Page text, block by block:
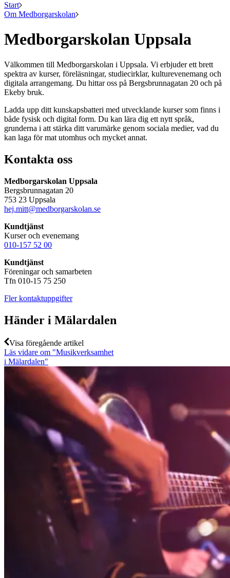
Start
Om Medborgarskolan
Medborgarskolan Uppsala
Välkommen till Medborgarskolan i Uppsala. Vi erbjuder ett brett
spektra av kurser, föreläsningar, studiecirklar, kulturevenemang och
digitala arrangemang. Du hittar oss på Bergsbrunnagatan 20 och på
Ekeby bruk.
Ladda upp ditt kunskapsbatteri med utvecklande kurser som finns i
både fysisk och digital form. Du kan lära dig ett nytt språk,
grunderna i att stärka ditt varumärke genom sociala medier, vad du
kan laga för mat utomhus och mycket annat.
Kontakta oss
Medborgarskolan Uppsala
Bergsbrunnagatan 20
753 23 Uppsala
hej.mitt@medborgarskolan.se
Kundtjänst
Kurser och evenemang
010-157 52 00
Kundtjänst
Föreningar och samarbeten
Tfn 010-15 75 250
Fler kontaktuppgifter
Händer i Mälardalen
Visa föregående artikel
Läs vidare om "Musikverksamhet
i Mälardalen"